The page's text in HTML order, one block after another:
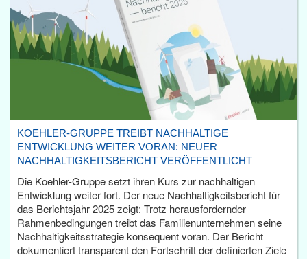
KOEHLER-GRUPPE TREIBT NACHHALTIGE
ENTWICKLUNG WEITER VORAN: NEUER
NACHHALTIGKEITSBERICHT VERÖFFENTLICHT
Die Koehler-Gruppe setzt ihren Kurs zur nachhaltigen
Entwicklung weiter fort. Der neue Nachhaltigkeitsbericht für
das Berichtsjahr 2025 zeigt: Trotz herausfordernder
Rahmenbedingungen treibt das Familienunternehmen seine
Nachhaltigkeitsstrategie konsequent voran. Der Bericht
dokumentiert transparent den Fortschritt der definierten Ziele